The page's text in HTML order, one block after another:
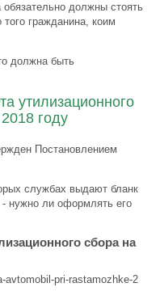
должны стоять
того гражданина, коим
должна быть
утилизационного
году
Постановлением
службах выдают бланк
нужно ли оформлять его
сбора на